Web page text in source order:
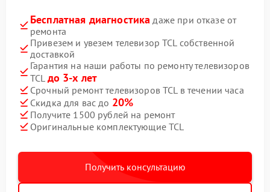
Бесплатная диагностика даже при отказе от
ремонта
Привезем и увезем телевизор TCL собственной
доставкой
Гарантия на наши работы по ремонту телевизоров
TCL до 3-х лет
Срочный ремонт телевизоров TCL в течении часа
Скидка для вас до 20%
Получите 1500 рублей на ремонт
Оригинальные комплектующие TCL
Получить консультацию